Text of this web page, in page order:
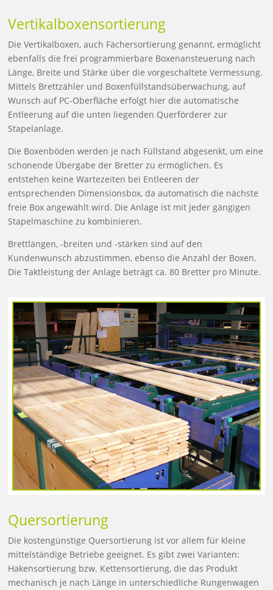
Vertikalboxensortierung
Die Vertikalboxen, auch Fächersortierung genannt, ermöglicht
ebenfalls die frei programmierbare Boxenansteuerung nach
Länge, Breite und Stärke über die vorgeschaltete Vermessung.
Mittels Brettzähler und Boxenfüllstandsüberwachung, auf
Wunsch auf PC-Oberfläche erfolgt hier die automatische
Entleerung auf die unten liegenden Querförderer zur
Stapelanlage.
Die Boxenböden werden je nach Füllstand abgesenkt, um eine
schonende Übergabe der Bretter zu ermöglichen. Es
entstehen keine Wartezeiten bei Entleeren der
entsprechenden Dimensionsbox, da automatisch die nächste
freie Box angewählt wird. Die Anlage ist mit jeder gängigen
Stapelmaschine zu kombinieren.
Brettlängen, -breiten und -stärken sind auf den
Kundenwunsch abzustimmen, ebenso die Anzahl der Boxen.
Die Taktleistung der Anlage beträgt ca. 80 Bretter pro Minute.
Quersortierung
Die kostengünstige Quersortierung ist vor allem für kleine
mittelständige Betriebe geeignet. Es gibt zwei Varianten:
Hakensortierung bzw. Kettensortierung, die das Produkt
mechanisch je nach Länge in unterschiedliche Rungenwagen